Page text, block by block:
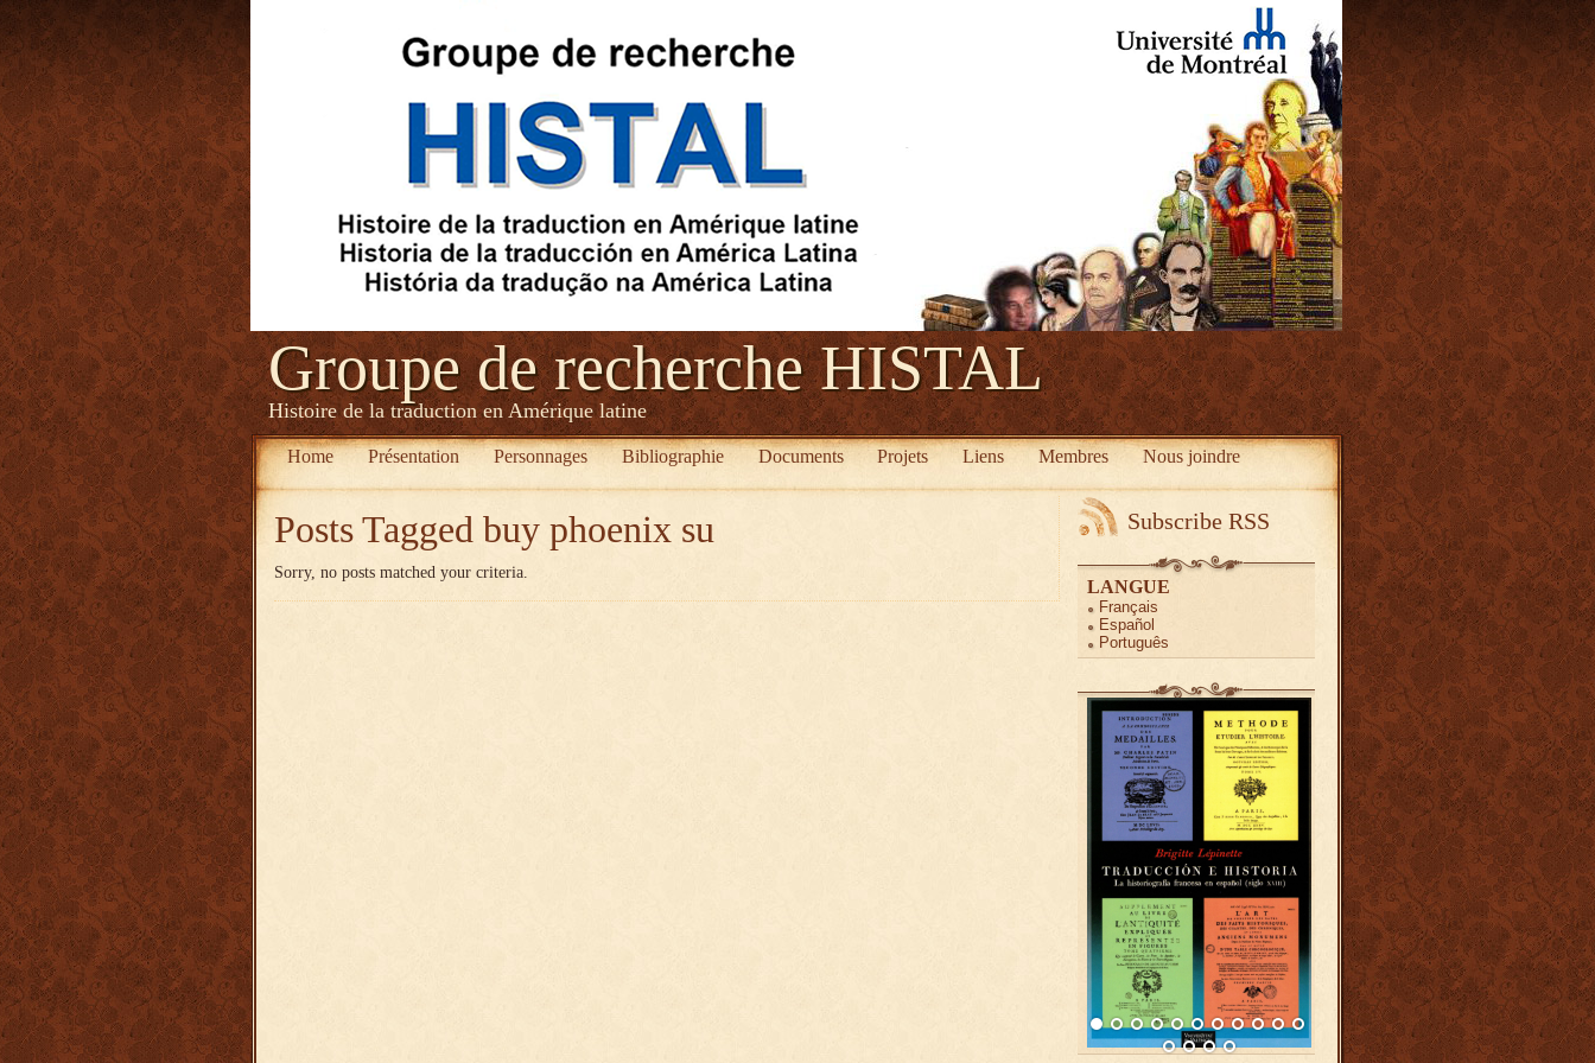
Groupe de recherche HISTAL
Histoire de la traduction en Amérique latine
Home Présentation Personnages Bibliographie Documents Projets Liens Membres Nous joindre
Posts Tagged buy phoenix su
Sorry, no posts matched your criteria.
Subscribe RSS
LANGUE
Français
Español
Português